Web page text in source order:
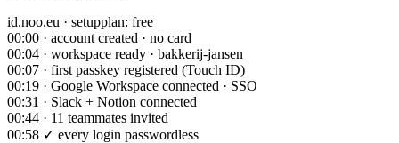
id.noo.eu · setupplan: free
00:00 · account created · no card
00:04 · workspace ready · bakkerij-jansen
00:07 · first passkey registered (Touch ID)
00:19 · Google Workspace connected · SSO
00:31 · Slack + Notion connected
00:44 · 11 teammates invited
00:58 ✓ every login passwordless